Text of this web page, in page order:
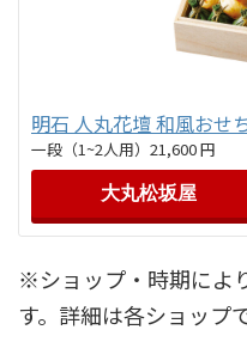
明石 人丸花壇 和風おせ
一段（1~2人用）21,600 円
大丸松坂屋
※ショップ・時期によ
す。詳細は各ショップ